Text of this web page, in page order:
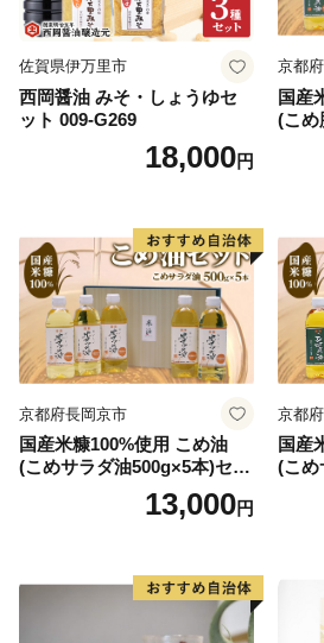
佐賀県伊万里市
西岡醤油 みそ・しょうゆセ
ット 009-G269
18,000円
京都
国産
(こめ
京都府長岡京市
国産米糠100%使用 こめ油
(こめサラダ油500g×5本)セッ
13,000円
京都
国産
(こめ
め胚